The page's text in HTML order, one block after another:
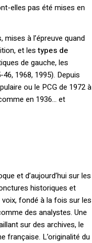
elles pas été mises en
à l’épreuve quand
et lestypes de
de gauche, les
1968, 1995). Depuis
ou le PCG de 1972 à
en 1936… et
et d’aujourd’hui sur les
historiques et
voix, fondé à la fois sur les
des analystes. Une
sur des archives, le
française. L’originalité du